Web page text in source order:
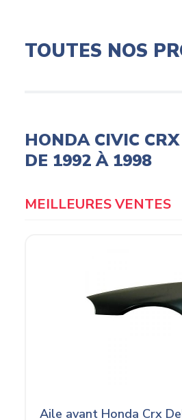
TOUTES NOS
HONDA CIVIC
DE 1992 À 1998
MEILLEURES VENTES
Aile avant Honda Crx